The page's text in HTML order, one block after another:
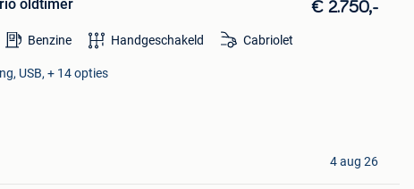
oldtimer € 2.750,-
Benzine Handgeschakeld Cabriolet
USB, + 14 opties
4 aug 26